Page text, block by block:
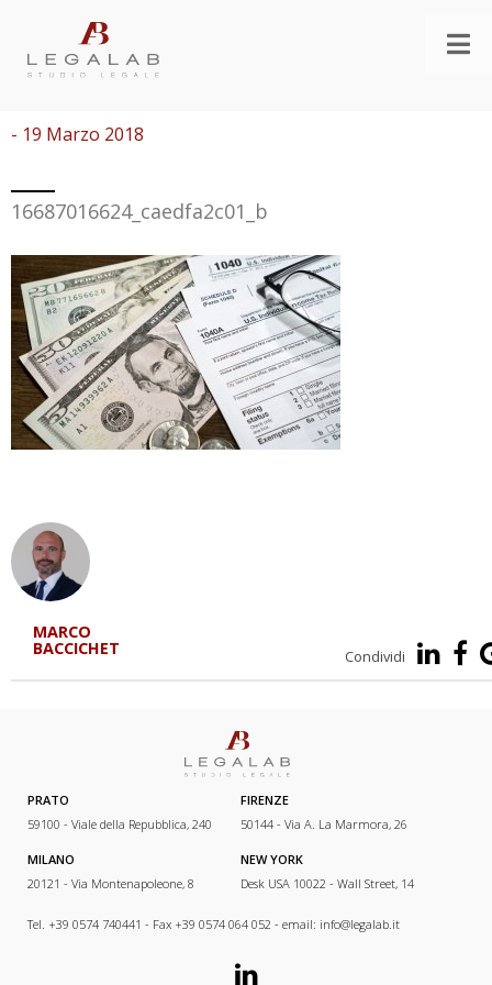
- 19 Marzo 2018
16687016624_caedfa2c01_b
MARCO
BACCICHET Condividi
PRATO
59100 - Viale della Repubblica, 240
FIRENZE
50144 - Via A. La Marmora, 26
MILANO
20121 - Via Montenapoleone, 8
NEW YORK
Desk USA 10022 - Wall Street, 14
Tel. +39 0574 740441 - Fax +39 0574 064 052 - email: info@legalab.it